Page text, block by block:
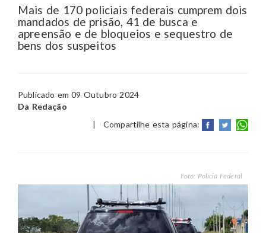
Mais de 170 policiais federais cumprem dois
mandados de prisão, 41 de busca e
apreensão e de bloqueios e sequestro de
bens dos suspeitos
Publicado em 09 Outubro 2024
Da Redação
|Compartilhe esta página:
Foto: Polícia Federal